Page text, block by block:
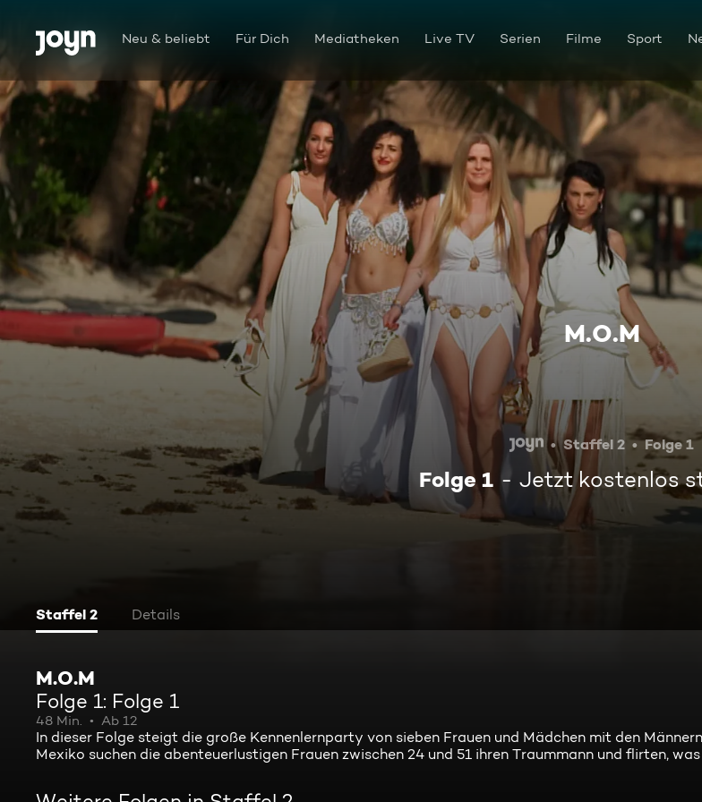
Zum Inhalt springen
Barrierefrei Neu & beliebt Für Dich Mediatheken Live TV Serien Filme Sport
M.O.M
Staffel 2 Folge 1
Folge 1 Jetzt kostenlos
Staffel 2 Details
M.O.M
Folge 1: Folge 1
48 Min. Ab 12
In dieser Folge steigt die große Kennenlernparty von sieben Frauen und Mädchen mit den
Mexiko suchen die abenteuerlustigen Frauen zwischen 24 und 51 ihren Traummann und flirten,